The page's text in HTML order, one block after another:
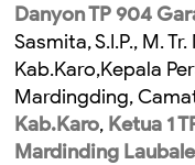
Danyon TP 904
Sasmita, S.I.P., M.
Kab.Karo,Kepala
Mardingding,
Kab.Karo, Ketua 1
Mardinding